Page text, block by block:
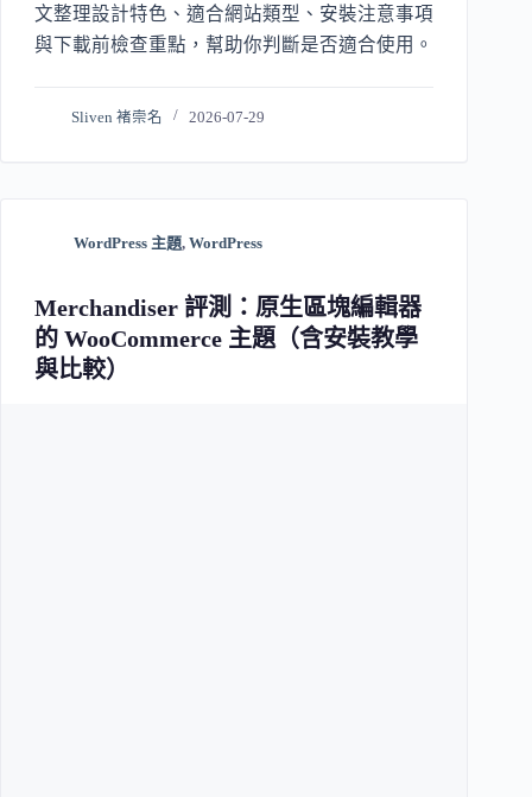
文整理設計特色、適合網站類型、安裝注意事項
與下載前檢查重點，幫助你判斷是否適合使用。
Sliven 褚崇名 2026-07-29
WordPress 主題, WordPress
Merchandiser 評測：原生區塊編輯器
的 WooCommerce 主題（含安裝教學
與比較）